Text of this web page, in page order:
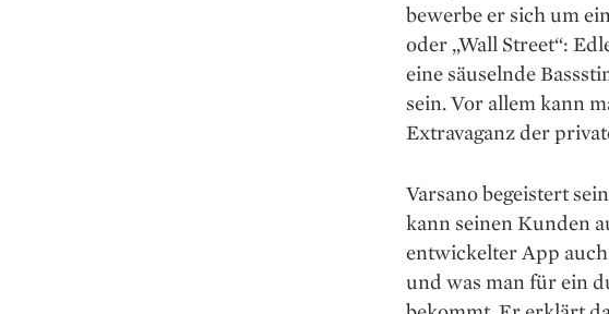
bewerbe er sich um
oder „Wall Street“:
eine säuselnde
sein. Vor allem kann
Extravaganz der
Varsano begeistert
kann seinen Kunden
ent­wickelter App
und was man für ein